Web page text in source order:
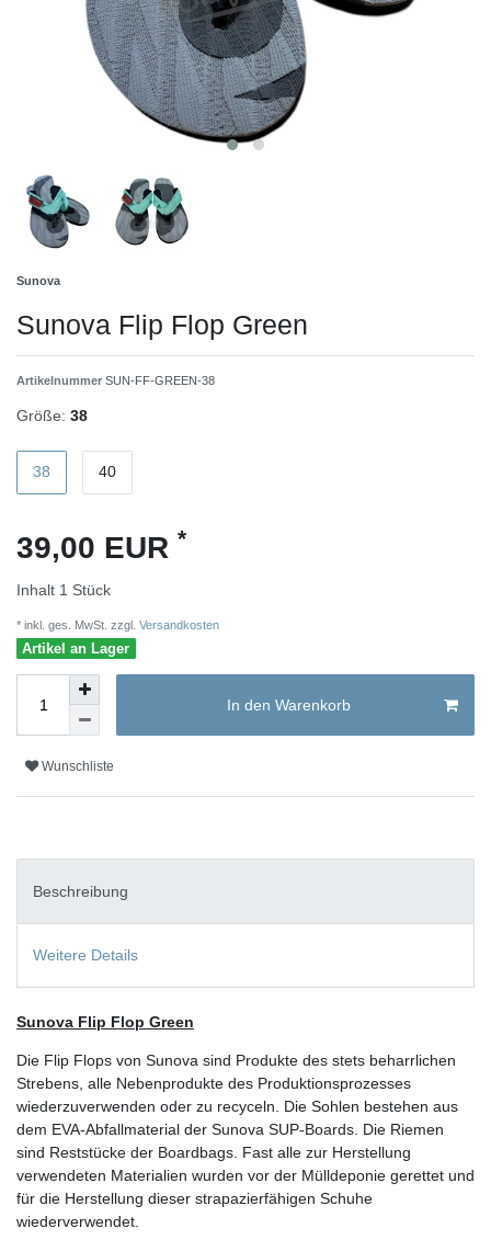
Sunova
Sunova Flip Flop Green
Artikelnummer SUN-FF-GREEN-38
Größe: 38
38 40
39,00 EUR *
Inhalt 1 Stück
* inkl. ges. MwSt. zzgl. Versandkosten
Artikel an Lager
In den Warenkorb
Wunschliste
Beschreibung
Weitere Details
Sunova Flip Flop Green
Die Flip Flops von Sunova sind Produkte des stets beharrlichen
Strebens, alle Nebenprodukte des Produktionsprozesses
wiederzuverwenden oder zu recyceln. Die Sohlen bestehen aus
dem EVA-Abfallmaterial der Sunova SUP-Boards. Die Riemen
sind Reststücke der Boardbags. Fast alle zur Herstellung
verwendeten Materialien wurden vor der Mülldeponie gerettet und
für die Herstellung dieser strapazierfähigen Schuhe
wiederverwendet.